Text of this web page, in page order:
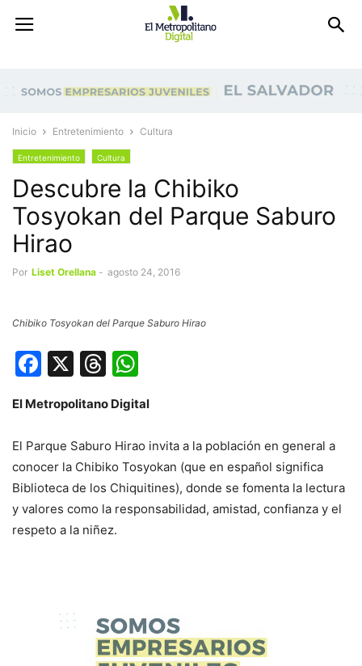
Inicio Entretenimiento Cultura
Entretenimiento Cultura
Descubre la Chibiko
Tosyokan del Parque Saburo
Hirao
Por Liset Orellana - agosto 24, 2016
Chibiko Tosyokan del Parque Saburo Hirao
Facebook
X Threads
El Metropolitano Digital
El Parque Saburo Hirao invita a la población en general a
conocer la Chibiko Tosyokan (que en español significa
Biblioteca de los Chiquitines), donde se fomenta la lectura
y valores como la responsabilidad, amistad, confianza y el
respeto a la niñez.